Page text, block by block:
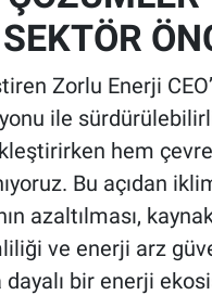
Zorlu Enerji
ile
hem
Bu açıdan
azaltılması,
ve enerji arz
dayalı bir enerji